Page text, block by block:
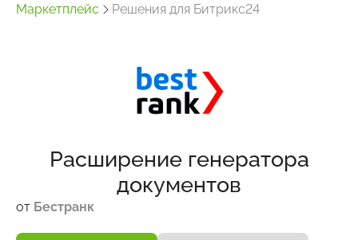
Маркетплейс Решения для Битрикс24
Расширение генератора
документов
от Бестранк